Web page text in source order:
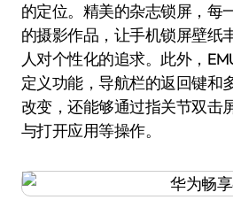
的定位。精美的杂志锁屏，每
的摄影作品，让手机锁屏壁纸
人对个性化的追求。此外，
定义功能，导航栏的返回键和
改变，还能够通过指关节双击
与打开应用等操作。